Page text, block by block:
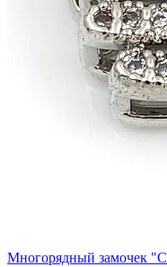
Многорядный замочек